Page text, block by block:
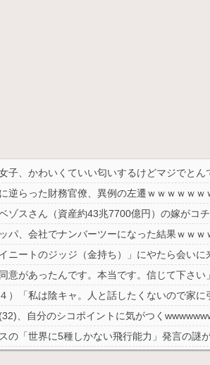
子、かわいくていい匂いするけどマジでとん
逆らった財務官僚、異例の左遷ｗｗｗｗｗｗ
ゾスさん（資産約43兆7700億円）の嫁がコ
パ、会社でナンバーツーになった結果ｗｗｗ
ニートのジッジ（金持ち）」にやたら会いに
意があったんです。本当です。信じて下さ
）「私は陰キャ。人と話したくないので家に
、自分のシコポイントに気がつく
の「世界に5種しかない飛行能力」発言の謎